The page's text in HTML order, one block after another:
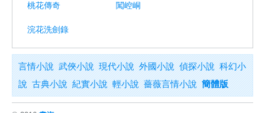
桃花傳奇 闖崆峒
浣花洗劍錄
言情小說 武俠小說 現代小說 外國小說 偵探小說 科幻小
說 古典小說 紀實小說 輕小說 薔薇言情小說 簡體版